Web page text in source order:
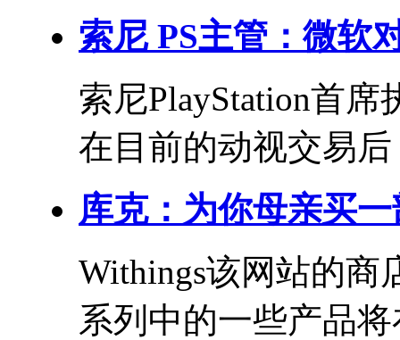
索尼 PS主管：微软
索尼PlayStation首席
在目前的动视交易
库克：为你母亲买
Withings该网站的商
系列中的一些产品